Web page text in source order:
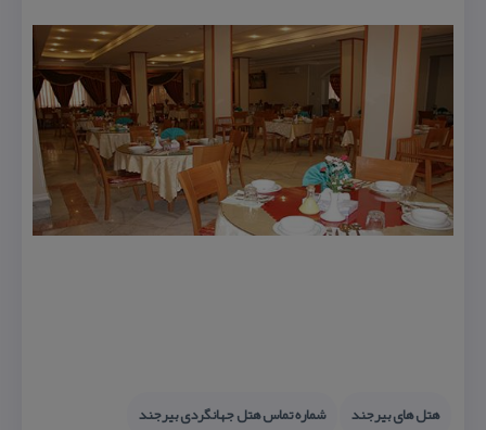
هتل های بیرجند
شماره تماس هتل جهانگردی بیرجند